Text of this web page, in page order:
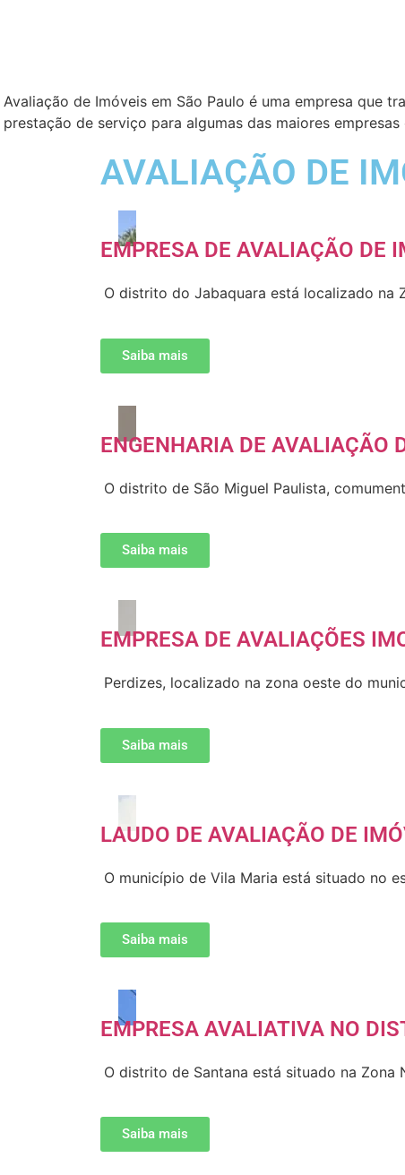
Avaliação de Imóveis em São Paulo é uma empresa que
prestação de serviço para algumas das maiores empresas
AVALIAÇÃO DE
EMPRESA DE AVALIAÇÃO DE
O distrito do Jabaquara está localizado na
Saiba mais
ENGENHARIA DE AVALIAÇÃO
O distrito de São Miguel Paulista,
Saiba mais
EMPRESA DE AVALIAÇÕES
Perdizes, localizado na zona oeste do
Saiba mais
LAUDO DE AVALIAÇÃO DE
O município de Vila Maria está situado no
Saiba mais
EMPRESA AVALIATIVA NO
O distrito de Santana está situado na
Saiba mais